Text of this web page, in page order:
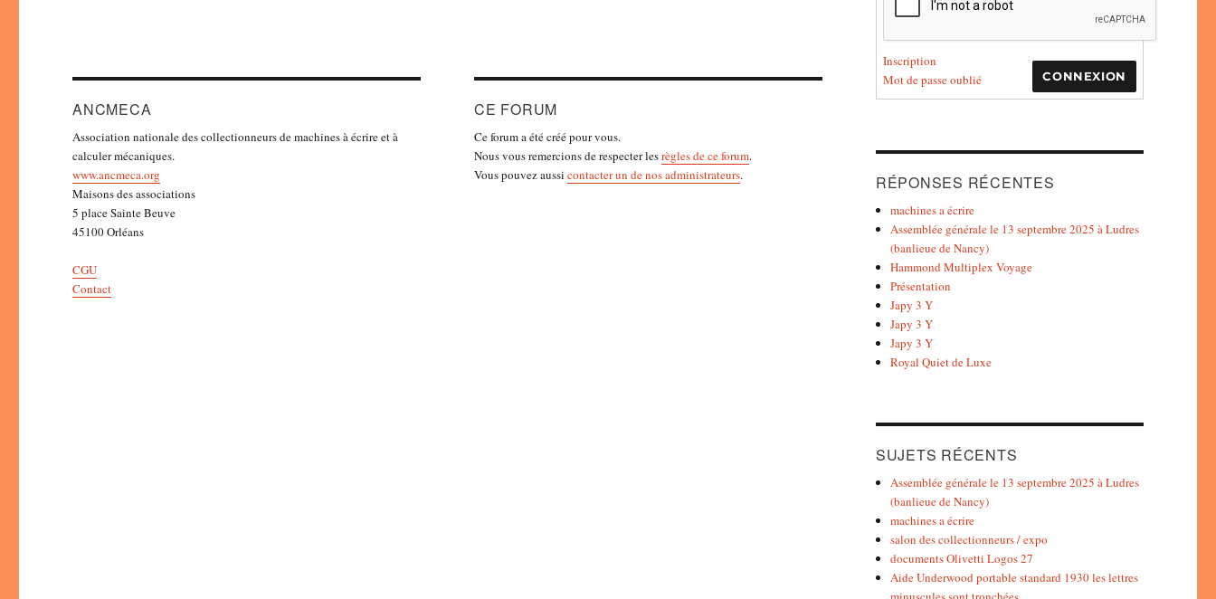
ANCMECA
Association nationale des collectionneurs de machines à écrire et à
calculer mécaniques.
www.ancmeca.org
Maisons des associations
5 place Sainte Beuve
45100 Orléans
CGU
Contact
CE FORUM
Ce forum a été créé pour vous.
Nous vous remercions de respecter lesrègles de ce forum.
Vous pouvez aussicontacter un de nos administrateurs.
CONNEXION
Inscription
Mot de passe oublié
RÉPONSES RÉCENTES
machines a écrire
Assemblée générale le 13 septembre 2025 à Ludres
(banlieue de Nancy)
Hammond Multiplex Voyage
Présentation
Japy 3 Y
Japy 3 Y
Japy 3 Y
Royal Quiet de Luxe
SUJETS RÉCENTS
Assemblée générale le 13 septembre 2025 à Ludres
(banlieue de Nancy)
machines a écrire
salon des collectionneurs / expo
documents Olivetti Logos 27
Aide Underwood portable standard 1930 les lettres